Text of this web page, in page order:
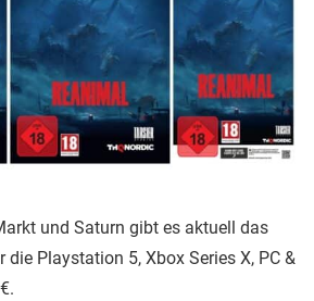
und Saturn gibt es aktuell das
die Playstation 5, Xbox Series X, PC &